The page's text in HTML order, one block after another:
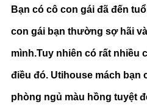
Bạn có cô con gái đã đến
con gái bạn thường sợ hãi
mình.Tuy nhiên có rất nhiều
điều đó. Utihouse mách bạn
phòng ngủ màu hồng tuyệt